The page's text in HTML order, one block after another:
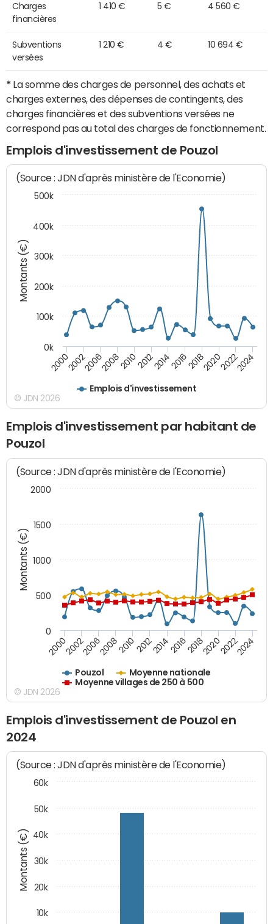
Charges
financières
1 410 € 5 € 4 560 €
Subventions
versées
1 210 € 4 € 10 694 €
* La somme des charges de personnel, des achats et
charges externes, des dépenses de contingents, des
charges financières et des subventions versées ne
correspond pas au total des charges de fonctionnement.
Emplois d'investissement de Pouzol
Montants (€)
(Source : JDN d'après ministère de l'Economie)
Emplois d'investissement
200020022006200820102012201420162018202020222024
0k
100k
200k
300k
400k
500k
© JDN 2026
Emplois d'investissement par habitant de
Pouzol
Montants (€)
(Source : JDN d'après ministère de l'Economie)
Pouzol
Moyenne nationale
Moyenne villages de 250 à 500
200020022006200820102012201420162018202020222024
0
500
1000
1500
2000
© JDN 2026
Emplois d'investissement de Pouzol en
2024
Montants (€)
(Source : JDN d'après ministère de l'Economie)
10k
20k
30k
40k
50k
60k